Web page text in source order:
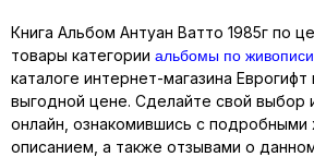
Книга Альбом Антуан Ватто 1985г по
товары категории альбомы по живописи
каталоге интернет-магазина
выгодной цене. Сделайте свой выбор
онлайн, ознакомившись с подробными
описанием, а также отзывами о